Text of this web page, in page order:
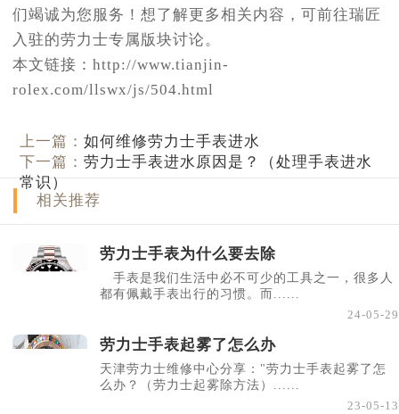
们竭诚为您服务！想了解更多相关内容，可前往瑞匠
入驻的劳力士专属版块讨论。
本文链接：http://www.tianjin-
rolex.com/llswx/js/504.html
上一篇：如何维修劳力士手表进水
下一篇：劳力士手表进水原因是？（处理手表进水
常识）
相关推荐
劳力士手表为什么要去除
手表是我们生活中必不可少的工具之一，很多人
都有佩戴手表出行的习惯。而......
24-05-29
劳力士手表起雾了怎么办
天津劳力士维修中心分享："劳力士手表起雾了怎
么办？（劳力士起雾除方法）......
23-05-13